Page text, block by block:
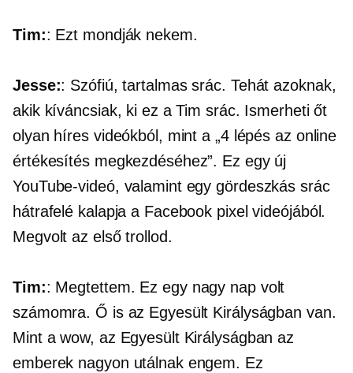
Tim:: Ezt mondják nekem.
Jesse:: Szófiú, tartalmas srác. Tehát azoknak,
akik kíváncsiak, ki ez a Tim srác. Ismerheti őt
olyan híres videókból, mint a „4 lépés az online
értékesítés megkezdéséhez”. Ez egy új
YouTube-videó, valamint egy gördeszkás srác
hátrafelé kalapja a Facebook pixel videójából.
Megvolt az első trollod.
Tim:: Megtettem. Ez egy nagy nap volt
számomra. Ő is az Egyesült Királyságban van.
Mint a wow, az Egyesült Királyságban az
emberek nagyon utálnak engem. Ez